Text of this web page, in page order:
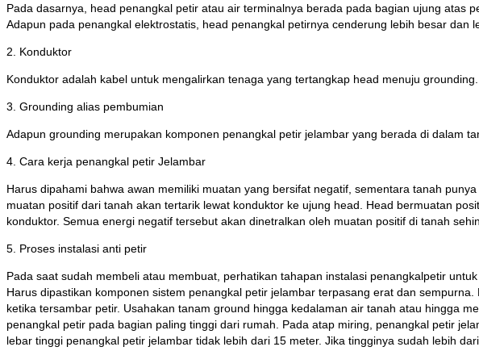
Pada dasarnya, head penangkal petir atau air terminalnya berada pada bagian ujung atas
Adapun pada penangkal elektrostatis, head penangkal petirnya cenderung lebih besar
2. Konduktor
Konduktor adalah kabel untuk mengalirkan tenaga yang tertangkap head menuju grounding.
3. Grounding alias pembumian
Adapun grounding merupakan komponen penangkal petir jelambar yang berada di dalam
4. Cara kerja penangkal petir Jelambar
Harus dipahami bahwa awan memiliki muatan yang bersifat negatif, sementara tanah
muatan positif dari tanah akan tertarik lewat konduktor ke ujung head. Head bermuatan
konduktor. Semua energi negatif tersebut akan dinetralkan oleh muatan positif di tanah
5. Proses instalasi anti petir
Pada saat sudah membeli atau membuat, perhatikan tahapan instalasi penangkalpetir
Harus dipastikan komponen sistem penangkal petir jelambar terpasang erat dan
ketika tersambar petir. Usahakan tanam ground hingga kedalaman air tanah atau hingga
penangkal petir pada bagian paling tinggi dari rumah. Pada atap miring, penangkal petir
lebar tinggi penangkal petir jelambar tidak lebih dari 15 meter. Jika tingginya sudah lebih